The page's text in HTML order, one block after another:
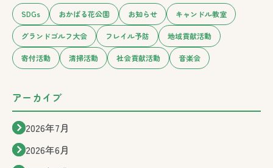
SDGs おかばる花公園 お知らせ キャンドル教室
グランドゴルフ大会 フレイル予防 地域貢献活動
寄付活動 清掃活動 社会貢献活動 音楽会
アーカイブ
2026年7月
2026年6月